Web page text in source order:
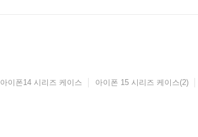
아이폰14 시리즈 케이스
아이폰 15 시리즈 케이스(2)